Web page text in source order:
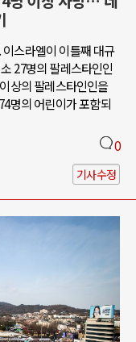
스라엘이 이틀째 대규
27명의 팔레스타인인
상의 팔레스타인인을
명의 어린이가 포함되
0
기사수정